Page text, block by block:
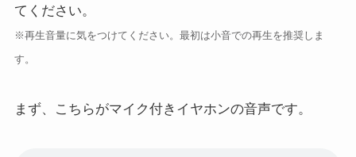
てください。
※再生音量に気をつけてください。最初は小音での再生を推奨しま
す。
まず、こちらがマイク付きイヤホンの音声です。